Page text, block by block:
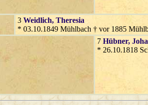
3 Weidlich, Theresia
* 03.10.1849 Mühlbach † vor 1885
7 Hübner,
* 26.10.1818